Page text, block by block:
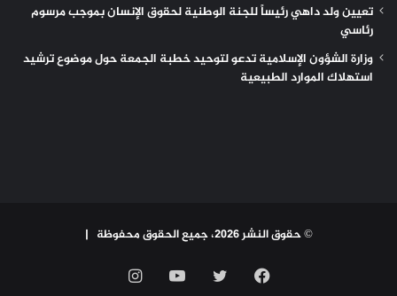
تعيين ولد داهي رئيساً للجنة الوطنية لحقوق الإنسان بموجب مرسوم
رئاسي
وزارة الشؤون الإسلامية تدعو لتوحيد خطبة الجمعة حول موضوع ترشيد
استهلاك الموارد الطبيعية
© حقوق النشر 2026، جميع الحقوق محفوظة |
فيسبوك تويتر يوتيوب